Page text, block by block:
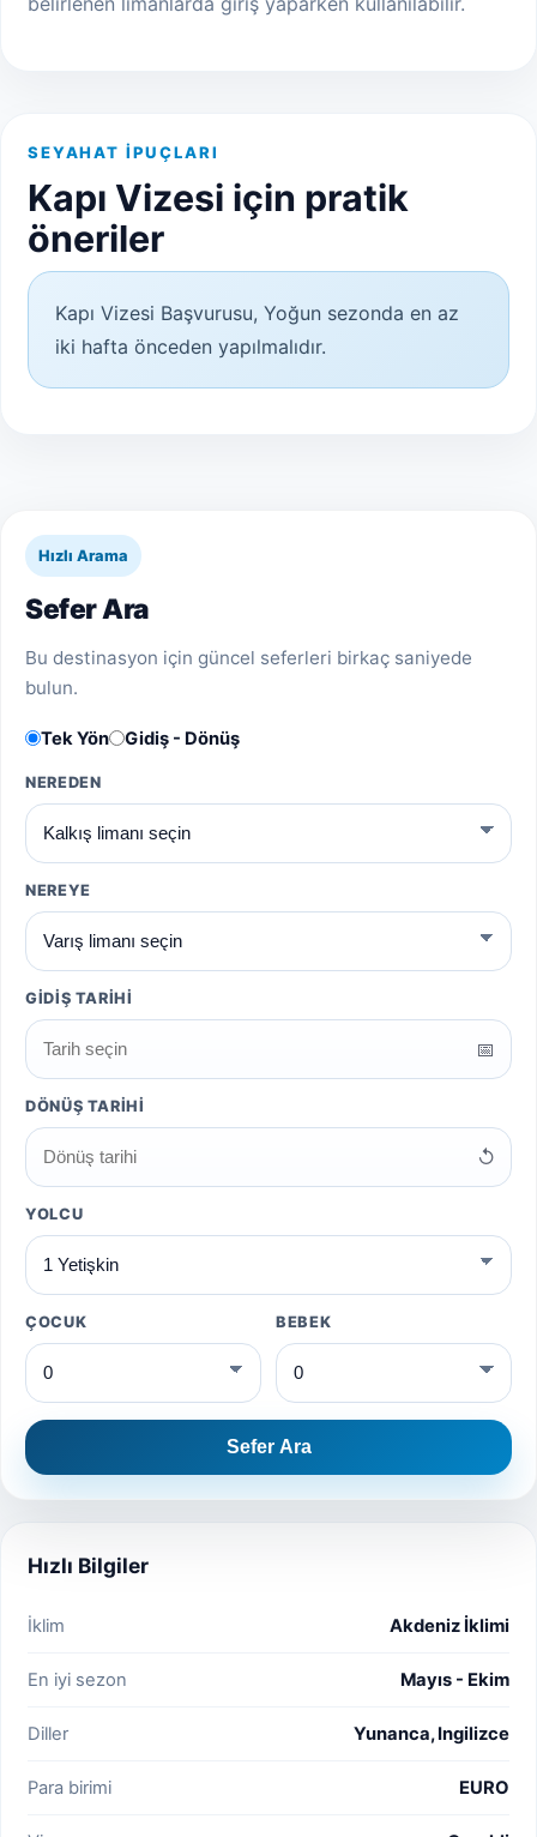
SEYAHAT İPUÇLARI
Kapı Vizesi için pratik
öneriler
Kapı Vizesi Başvurusu, Yoğun sezonda en az
iki hafta önceden yapılmalıdır.
Hızlı Arama
Sefer Ara
Bu destinasyon için güncel seferleri birkaç saniyede
bulun.
Tek Yön Gidiş - Dönüş
NEREDEN
NEREYE
GIDIŞ TARIHI
📅
DÖNÜŞ TARIHI
↺
YOLCU
ÇOCUK BEBEK
Sefer Ara
Hızlı Bilgiler
İklim Akdeniz İklimi
En iyi sezon Mayıs - Ekim
Diller Yunanca, Ingilizce
Para birimi EURO